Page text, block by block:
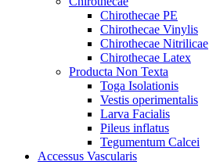
Chirothecae PE
Chirothecae Vinylis
Chirothecae Nitrilicae
Chirothecae Latex
Producta Non Texta
Toga Isolationis
Vestis operimentalis
Larva Facialis
Pileus inflatus
Tegumentum Calcei
Accessus Vascularis